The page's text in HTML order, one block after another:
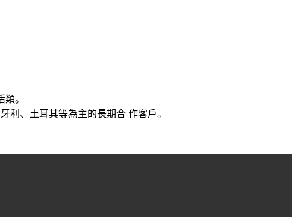
。
利、土耳其等為主的長期合 作客戶。